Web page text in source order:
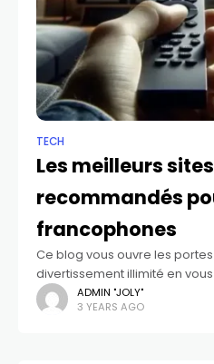
TECH
Les meilleurs
recommandés
francophones
Ce blog vous ouvre les
divertissement illimité en
de haute qualité disponibles
câbles et les abonnements
ADMIN "JOLY"
3 YEARS AGO